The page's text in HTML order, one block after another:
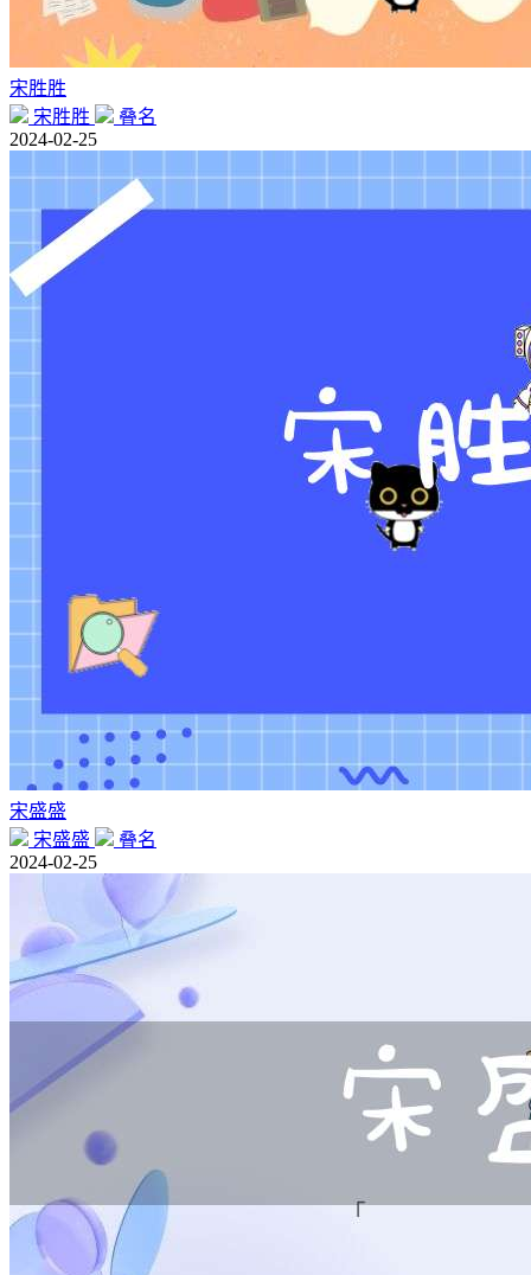
宋胜胜
宋胜胜
叠名
2024-02-25
宋盛盛
宋盛盛
叠名
2024-02-25